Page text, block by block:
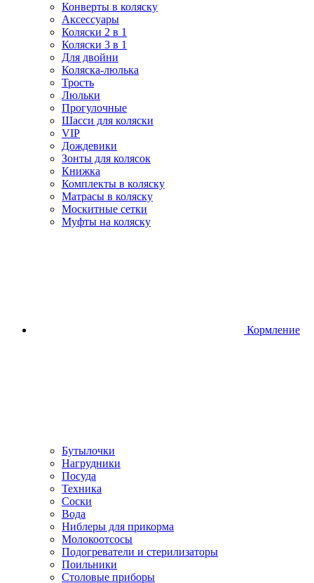
Конверты в коляску
Аксессуары
Коляски 2 в 1
Коляски 3 в 1
Для двойни
Коляска-люлька
Трость
Люльки
Прогулочные
Шасси для коляски
VIP
Дождевики
Зонты для колясок
Книжка
Комплекты в коляску
Матрасы в коляску
Москитные сетки
Муфты на коляску
Кормление
Бутылочки
Нагрудники
Посуда
Техника
Соски
Вода
Ниблеры для прикорма
Молокоотсосы
Подогреватели и стерилизаторы
Поильники
Столовые приборы